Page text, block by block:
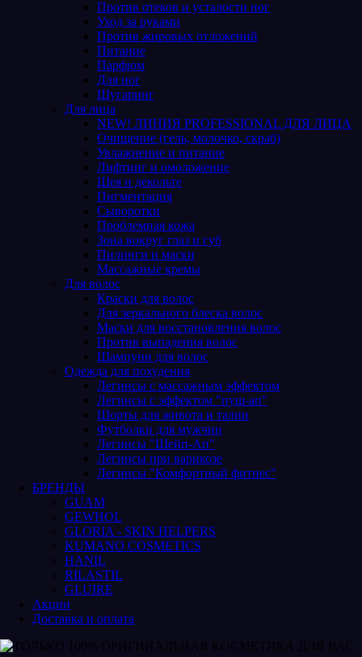
Против отеков и усталости ног
Уход за руками
Против жировых отложений
Питание
Парфюм
Для ног
Шугаринг
Для лица
NEW! ЛИНИЯ PROFESSIONAL ДЛЯ ЛИЦА
Очищение (гель, молочко, скраб)
Увлажнение и питание
Лифтинг и омоложение
Шея и декольте
Пигментация
Сыворотки
Проблемная кожа
Зона вокруг глаз и губ
Пилинги и маски
Массажные кремы
Для волос
Краски для волос
Для зеркального блеска волос
Маски для восстановления волос
Против выпадения волос
Шампуни для волос
Одежда для похудения
Легинсы с массажным эффектом
Легинсы с эффектом "пуш-ап"
Шорты для живота и талии
Футболки для мужчин
Легинсы "Шейп-Ап"
Легинсы при варикозе
Легинсы "Комфортный фитнес"
БРЕНДЫ
GUAM
GEWHOL
GLORIA - SKIN HELPERS
KUMANO COSMETICS
HANIL
RILASTIL
GLUIRE
Акции
Доставка и оплата